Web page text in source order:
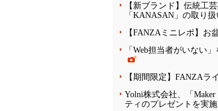
【新ブランド】伝統工
「KANASAN」の取り扱
【FANZAミニレポ】
「Web担当者がいない
【期間限定】FANZAラ
Yolni株式会社、「
ティのプレゼントを実施